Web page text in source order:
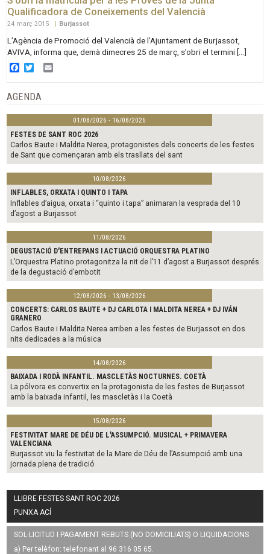
Qualificadora de Coneixements del Valencià
24 març 2015 Burjassot
L’Agència de Promoció del Valencià de l’Ajuntament de Burjassot,
AVIVA, informa que, demà dimecres 25 de març, s’obri el termini […]
Facebook
Twitter
AGENDA
01/08/2026 - 16/08/2026
FESTES DE SANT ROC 2026
Carlos Baute i Maldita Nerea, protagonistes dels concerts de les festes
de Sant que començaran amb els trasllats del sant
10/08/2026
INFLABLES, ORXATA I QUINTO I TAPA
Inflables d’aigua, orxata i “quinto i tapa” animaran la vesprada del 10
d’agost a Burjassot
11/08/2026
DEGUSTACIÓ D'ENTREPANS I ACTUACIÓ ORQUESTRA PLATINO
L’Orquestra Platino protagonitza la nit de l’11 d’agost a Burjassot després
de la degustació d’embotit
12/08/2026 - 13/08/2026
CONCERTS: CARLOS BAUTE + DJ CARLOTA I MALDITA NEREA + DJ IVÁN
GRANERO
Carlos Baute i Maldita Nerea arriben a les festes de Burjassot en dos
nits dedicades a la música
14/08/2026
BAIXADA I RODÀ INFANTIL. MASCLETÀS NOCTURNES. COETÀ
La pólvora es convertix en la protagonista de les festes de Burjassot
amb la baixada infantil, les mascletàs i la Coetà
15/08/2026
FESTIVITAT MARE DE DÉU DE L'ASSUMPCIÓ. MUSICAL + PRIMAVERA
VALENCIANA
Burjassot viu la festivitat de la Mare de Déu de l’Assumpció amb una
jornada plena de tradició
LLIBRE FESTES SANT ROC 2026
PUNXA ACÍ
SOL·LICITUD I PAGAMENT REBUTS (NO DOMICILIATS) O LIQUIDACIONS
a) Per telèfon: telefonant al 96 316 05 65.